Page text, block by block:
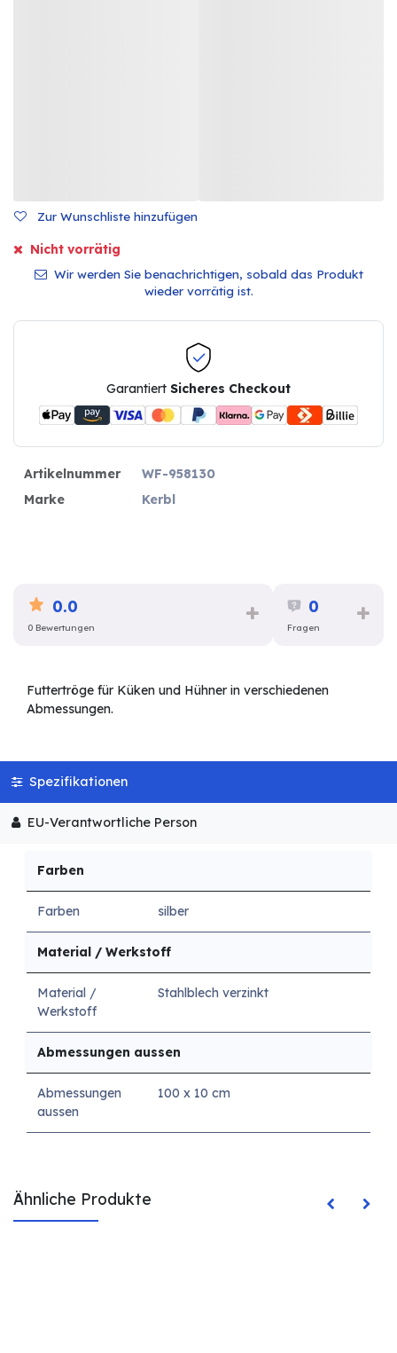
Zur Wunschliste hinzufügen
Nicht vorrätig
Wir werden Sie benachrichtigen, sobald das Produkt
wieder vorrätig ist.
Garantiert Sicheres Checkout
Artikelnummer
WF-958130
Marke
Kerbl
0.0
0 Bewertungen
0
Fragen
Futtertröge für Küken und Hühner in verschiedenen
Abmessungen.
Spezifikationen
EU-Verantwortliche Person
Farben
Farben silber
Material / Werkstoff
Material /
Werkstoff
Stahlblech verzinkt
Abmessungen aussen
Abmessungen
aussen
100 x 10 cm
Ähnliche Produkte